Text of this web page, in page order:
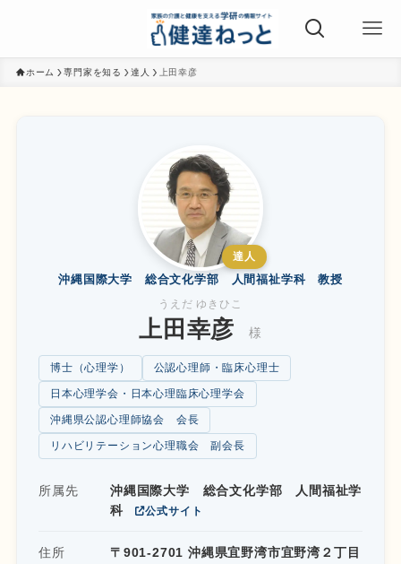
ホーム 専門家を知る 達人 上田幸彦
達人
沖縄国際大学 総合文化学部 人間福祉学科 教授
うえだ ゆきひこ
上田幸彦 様
博士（心理学） 公認心理師・臨床心理士
日本心理学会・日本心理臨床心理学会
沖縄県公認心理師協会 会長
リハビリテーション心理職会 副会長
所属先
沖縄国際大学 総合文化学部 人間福祉学
科
公式サイト
住所
〒901-2701 沖縄県宜野湾市宜野湾２丁目